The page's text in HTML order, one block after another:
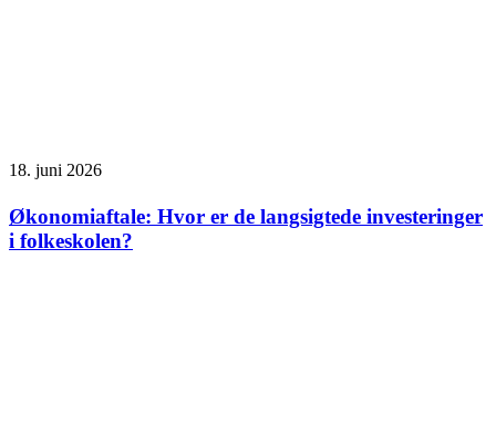
18. juni 2026
Økonomiaftale: Hvor er de langsigtede investeringer
i folkeskolen?